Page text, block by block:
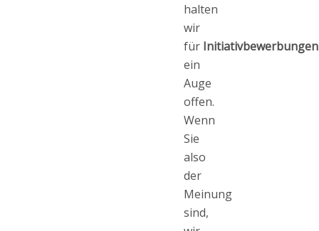
halten
wir
für Initiativbewerbungen
ein
Auge
offen.
Wenn
Sie
also
der
Meinung
sind,